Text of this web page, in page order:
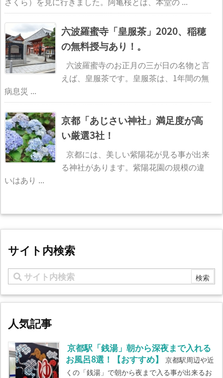
六波羅蜜寺「皇服茶」2020、稲穂
の無料授与あり！。
六波羅蜜寺のお正月の三が日の名物と言
えば、皇服茶です。皇服茶は、1年間の無
病息災 ...
京都「あじさい神社」満足度が高
い厳選3社！
京都には、美しい紫陽花が見る事が出来
る神社があります。紫陽花園の規模の違
いはあり ...
サイト内検索
人気記事
京都駅「銭湯」朝から深夜まで入れる
お風呂8選！【おすすめ】
京都駅周辺や近
くの「銭湯」で朝から夜まで入る事が出来るお